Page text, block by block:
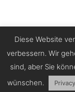
Diese Website
verbessern. Wir
sind, aber Sie
wünschen.